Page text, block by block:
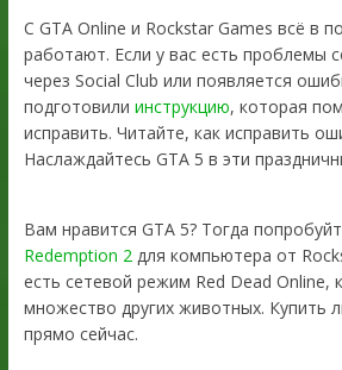
С GTA Online и Rockstar Games всё в
работают. Если у вас есть проблемы
через Social Club или появляется
подготовили инструкцию, которая
исправить. Читайте, как исправить
Наслаждайтесь GTA 5 в эти
Вам нравится GTA 5? Тогда
Redemption 2для компьютера от
есть сетевой режим Red Dead Online,
множество других животных. Купить
прямо сейчас.